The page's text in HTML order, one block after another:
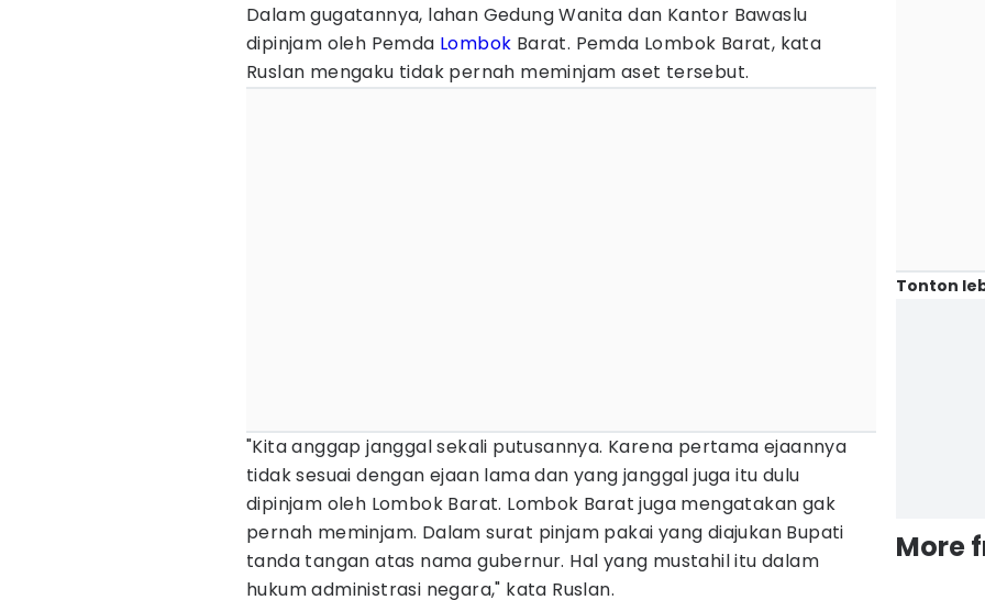
Dalam gugatannya, lahan Gedung Wanita dan Kantor Bawaslu
dipinjam oleh Pemda Lombok Barat. Pemda Lombok Barat, kata
Ruslan mengaku tidak pernah meminjam aset tersebut.
"Kita anggap janggal sekali putusannya. Karena pertama ejaannya
tidak sesuai dengan ejaan lama dan yang janggal juga itu dulu
dipinjam oleh Lombok Barat. Lombok Barat juga mengatakan gak
pernah meminjam. Dalam surat pinjam pakai yang diajukan Bupati
tanda tangan atas nama gubernur. Hal yang mustahil itu dalam
hukum administrasi negara," kata Ruslan.
Tonton
More